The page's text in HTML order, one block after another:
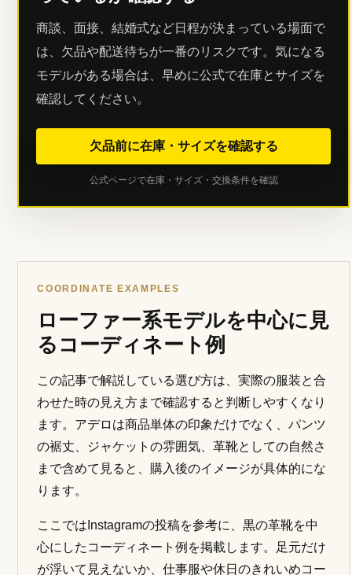
商談、面接、結婚式など日程が決まっている場面で
は、欠品や配送待ちが一番のリスクです。気になる
モデルがある場合は、早めに公式で在庫とサイズを
確認してください。
欠品前に在庫・サイズを確認する
公式ページで在庫・サイズ・交換条件を確認
COORDINATE EXAMPLES
ローファー系モデルを中心に見
るコーディネート例
この記事で解説している選び方は、実際の服装と合
わせた時の見え方まで確認すると判断しやすくなり
ます。アデロは商品単体の印象だけでなく、パンツ
の裾丈、ジャケットの雰囲気、革靴としての自然さ
まで含めて見ると、購入後のイメージが具体的にな
ります。
ここではInstagramの投稿を参考に、黒の革靴を中
心にしたコーディネート例を掲載します。足元だけ
が浮いて見えないか、仕事服や休日のきれいめコー